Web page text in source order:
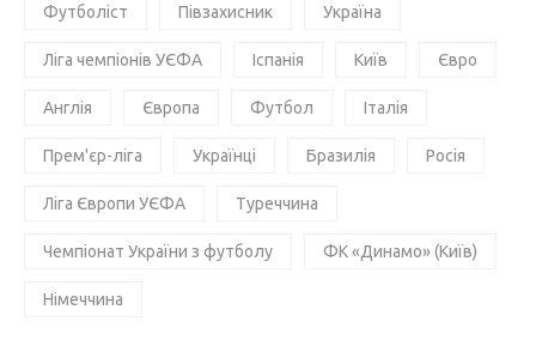
Футболіст Півзахисник Україна
Ліга чемпіонів УЄФА Іспанія Київ Євро
Англія Європа Футбол Італія
Прем'єр-ліга Українці Бразилія Росія
Ліга Європи УЄФА Туреччина
Чемпіонат України з футболу ФК «Динамо» (Київ)
Німеччина